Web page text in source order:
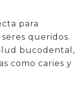
para
queridos.
bucodental,
como caries y